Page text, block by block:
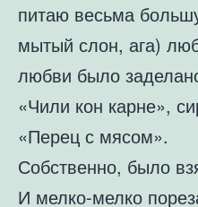
питаю весьма
мытый слон, ага)
любви было
«Чили кон карне»,
«Перец с мясом».
Собственно, было
И мелко-мелко